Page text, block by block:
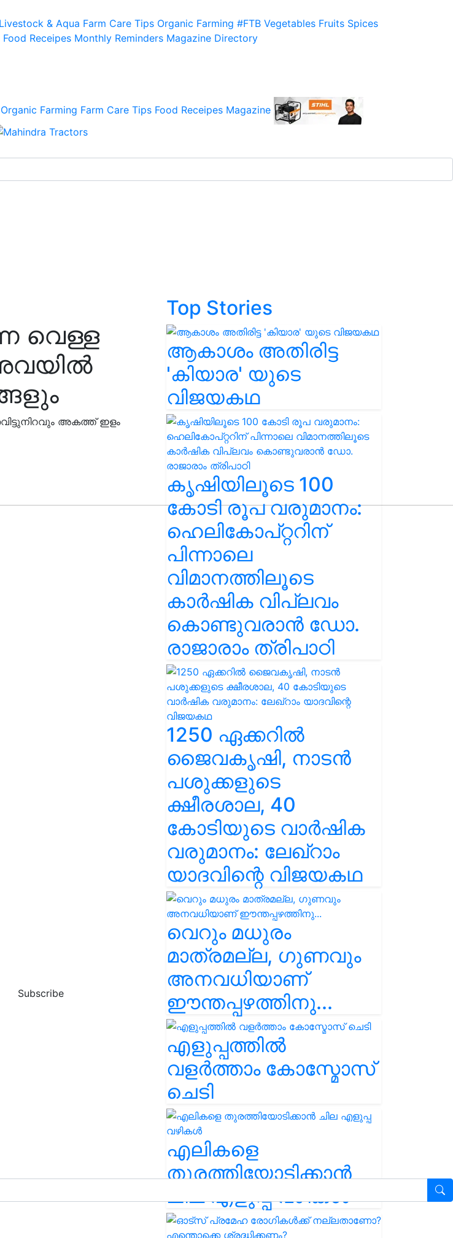
Livestock & Aqua Farm Care Tips Organic Farming #FTB Vegetables Fruits Spices
Food Receipes Monthly Reminders Magazine Directory
Organic Farming Farm Care Tips Food Receipes Magazine
Subscribe
വെള്ള
അകത്ത് ഇളം
Top Stories
ആകാശം അതിരിട്ട
'കിയാര' യുടെ
വിജയകഥ
കൃഷിയിലൂടെ 100
കോടി രൂപ വരുമാനം:
ഹെലികോപ്റ്ററിന്
പിന്നാലെ
വിമാനത്തിലൂടെ
കാർഷിക വിപ്ലവം
കൊണ്ടുവരാൻ ഡോ.
രാജാരാം ത്രിപാഠി
1250 ഏക്കറിൽ
ജൈവകൃഷി, നാടൻ
പശുക്കളുടെ
ക്ഷീരശാല, 40
കോടിയുടെ വാർഷിക
വരുമാനം: ലേഖ്‌റാം
യാദവിന്റെ വിജയകഥ
വെറും മധുരം
മാത്രമല്ല, ഗുണവും
അനവധിയാണ്
ഈന്തപ്പഴത്തിനു...
എളുപ്പത്തിൽ
വളർത്താം കോസ്മോസ്
ചെടി
എലികളെ
തുരത്തിയോടിക്കാൻ
ചില എളുപ്പ വഴികൾ